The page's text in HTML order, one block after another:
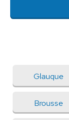
Glauque
Brousse